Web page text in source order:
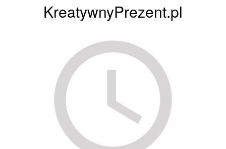
KreatywnyPrezent.pl